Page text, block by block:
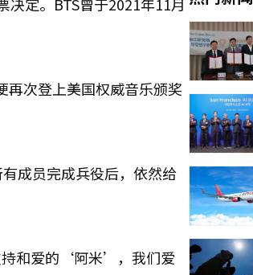
再次登上美国权威音乐颁奖
成员完成兵役后，依然给
持和爱的‘阿米’，我们爱